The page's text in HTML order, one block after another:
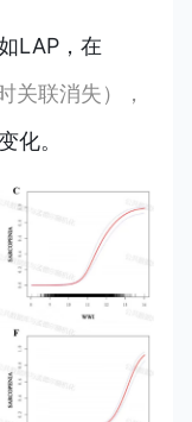
LAP，在
关联消失），
化。